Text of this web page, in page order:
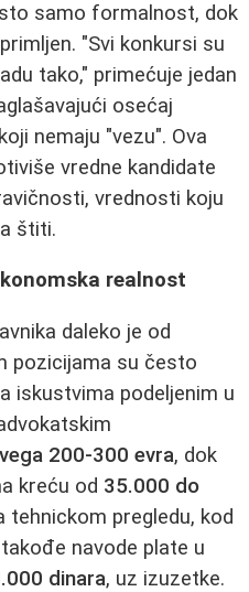
samo formalnost, dok
"Svi konkursi su
tako," primećuje jedan
osećaj
nemaju "vezu". Ova
vredne kandidate
vrednosti koju
štiti.
realnost
daleko je od
pozicijama su često
iskustvima podeljenim u
200-300 evra, dok
kreću od 35.000 do
tehnickom pregledu, kod
navode plate u
dinara, uz izuzetke.